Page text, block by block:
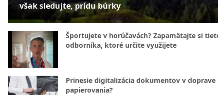
však sledujte, prídu búrky
Športujete v horúčavách? Zapamätajte si
odborníka, ktoré určite využijete
Prinesie digitalizácia dokumentov v doprave
papierovania?